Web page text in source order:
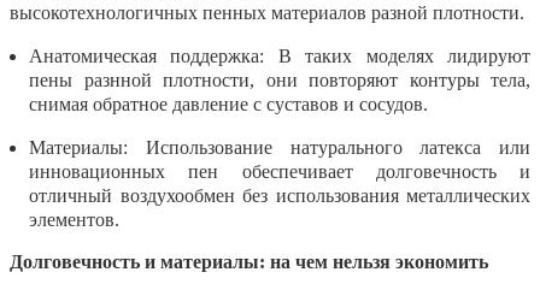
высокотехнологичных пенных материалов разной плотности.
Анатомическая поддержка: В таких моделях лидируют
пены разнной плотности, они повторяют контуры тела,
снимая обратное давление с суставов и сосудов.
Материалы: Использование натурального латекса или
инновационных пен обеспечивает долговечность и
отличный воздухообмен без использования металлических
элементов.
Долговечность и материалы: на чем нельзя экономить